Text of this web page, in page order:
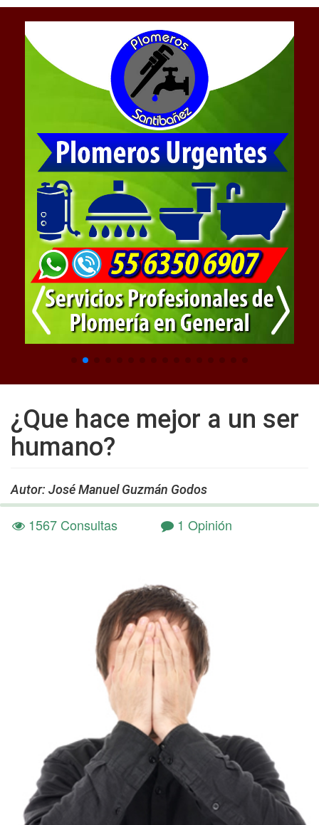
¿Que hace mejor a un ser
humano?
Autor: José Manuel Guzmán Godos
1567 Consultas 1 Opinión